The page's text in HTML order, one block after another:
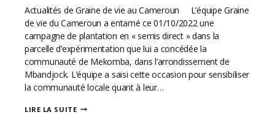
PARTIES
PRENANTES
SONT
LES
PLUS
ENGAGÉES.
Actualités de Graine de vie au Cameroun L’équipe Graine
de vie du Cameroun a entamé ce 01/10/2022 une
campagne de plantation en « semis direct » dans la
parcelle d’expérimentation que lui a concédée la
communauté de Mekomba, dans l’arrondissement de
Mbandjock. L’équipe a saisi cette occasion pour sensibiliser
la communauté locale quant à leur…
LIRE LA SUITECAMEROUN